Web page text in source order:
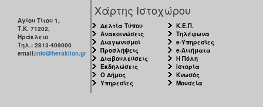
2006
Αγίου Τίτου 1,
Τ.Κ. 71202,
Ηράκλειο
Τηλ.: 2813-409000
email:info@heraklion.gr
Χάρτης Ιστοχώρου
Δελτία Τύπου
Ανακοινώσεις
Διαγωνισμοί
Προσλήψεις
Διαβουλεύσεις
Εκδηλώσεις
Ο Δήμος
Υπηρεσίες
Κ.Ε.Π.
Τηλέφωνα
e-Υπηρεσίες
e-Αιτήματα
Η Πόλη
Ιστορία
Κνωσός
Μουσεία